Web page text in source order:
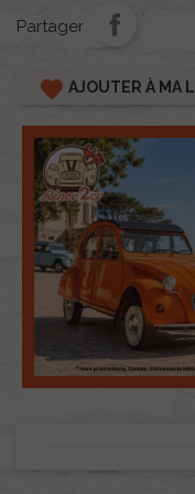
Partager
favorite AJOUTER À MA